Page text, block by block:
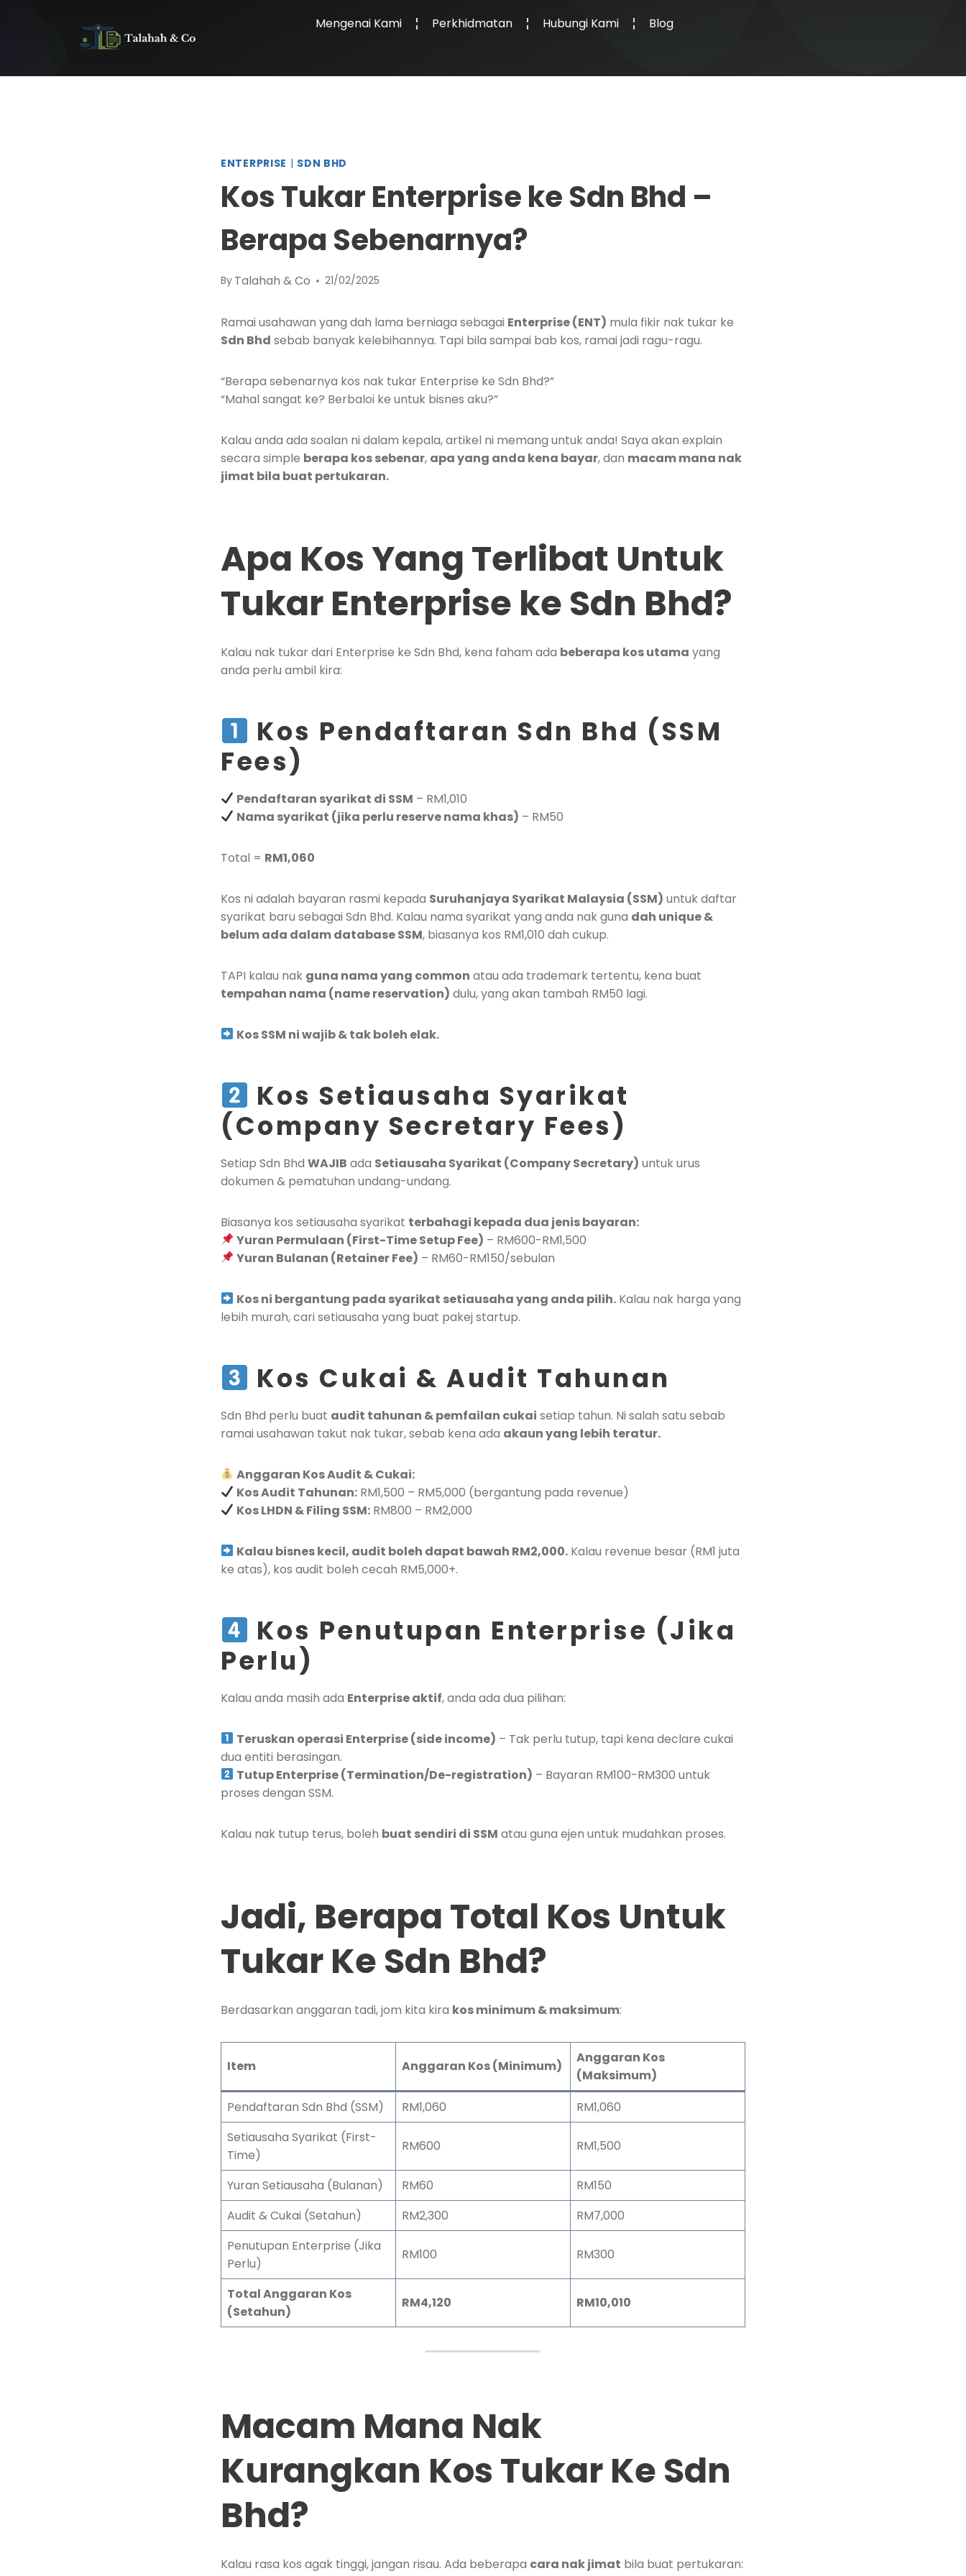
Mengenai Kami Perkhidmatan Hubungi Kami Blog
ENTERPRISE | SDN BHD
Kos Tukar Enterprise ke Sdn Bhd –
Berapa Sebenarnya?
By Talahah & Co 21/02/2025
Ramai usahawan yang dah lama berniaga sebagai Enterprise (ENT) mula fikir nak tukar ke
Sdn Bhd sebab banyak kelebihannya. Tapi bila sampai bab kos, ramai jadi ragu-ragu.
“Berapa sebenarnya kos nak tukar Enterprise ke Sdn Bhd?”
“Mahal sangat ke? Berbaloi ke untuk bisnes aku?”
Kalau anda ada soalan ni dalam kepala, artikel ni memang untuk anda! Saya akan explain
secara simple berapa kos sebenar, apa yang anda kena bayar, dan macam mana nak
jimat bila buat pertukaran.
Apa Kos Yang Terlibat Untuk
Tukar Enterprise ke Sdn Bhd?
Kalau nak tukar dari Enterprise ke Sdn Bhd, kena faham ada beberapa kos utama yang
anda perlu ambil kira:
Kos Pendaftaran Sdn Bhd (SSM
Fees)
Pendaftaran syarikat di SSM – RM1,010
Nama syarikat (jika perlu reserve nama khas) – RM50
Total = RM1,060
Kos ni adalah bayaran rasmi kepada Suruhanjaya Syarikat Malaysia (SSM) untuk daftar
syarikat baru sebagai Sdn Bhd. Kalau nama syarikat yang anda nak guna dah unique &
belum ada dalam database SSM, biasanya kos RM1,010 dah cukup.
TAPI kalau nak guna nama yang common atau ada trademark tertentu, kena buat
tempahan nama (name reservation) dulu, yang akan tambah RM50 lagi.
Kos SSM ni wajib & tak boleh elak.
Kos Setiausaha Syarikat
(Company Secretary Fees)
Setiap Sdn Bhd WAJIB ada Setiausaha Syarikat (Company Secretary) untuk urus
dokumen & pematuhan undang-undang.
Biasanya kos setiausaha syarikat terbahagi kepada dua jenis bayaran:
Yuran Permulaan (First-Time Setup Fee) – RM600-RM1,500
Yuran Bulanan (Retainer Fee) – RM60-RM150/sebulan
Kos ni bergantung pada syarikat setiausaha yang anda pilih. Kalau nak harga yang
lebih murah, cari setiausaha yang buat pakej startup.
Kos Cukai & Audit Tahunan
Sdn Bhd perlu buat audit tahunan & pemfailan cukai setiap tahun. Ni salah satu sebab
ramai usahawan takut nak tukar, sebab kena ada akaun yang lebih teratur.
Anggaran Kos Audit & Cukai:
Kos Audit Tahunan: RM1,500 – RM5,000 (bergantung pada revenue)
Kos LHDN & Filing SSM: RM800 – RM2,000
Kalau bisnes kecil, audit boleh dapat bawah RM2,000. Kalau revenue besar (RM1 juta
ke atas), kos audit boleh cecah RM5,000+.
Kos Penutupan Enterprise (Jika
Perlu)
Kalau anda masih ada Enterprise aktif, anda ada dua pilihan:
Teruskan operasi Enterprise (side income) – Tak perlu tutup, tapi kena declare cukai
dua entiti berasingan.
Tutup Enterprise (Termination/De-registration) – Bayaran RM100-RM300 untuk
proses dengan SSM.
Kalau nak tutup terus, boleh buat sendiri di SSM atau guna ejen untuk mudahkan proses.
Jadi, Berapa Total Kos Untuk
Tukar Ke Sdn Bhd?
Berdasarkan anggaran tadi, jom kita kira kos minimum & maksimum:
Item Anggaran Kos (Minimum)
Anggaran Kos
(Maksimum)
Pendaftaran Sdn Bhd (SSM)
RM1,060
RM1,060
Setiausaha Syarikat (First-
Time)
RM600 RM1,500
Yuran Setiausaha (Bulanan) RM60
RM150
Audit & Cukai (Setahun)
RM2,300
RM7,000
Penutupan Enterprise (Jika
Perlu)
RM100 RM300
Total Anggaran Kos
(Setahun)
RM4,120 RM10,010
Macam Mana Nak
Kurangkan Kos Tukar Ke Sdn
Bhd?
Kalau rasa kos agak tinggi, jangan risau. Ada beberapa cara nak jimat bila buat pertukaran: